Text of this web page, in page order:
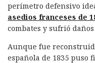
perímetro defensivo
asedios franceses de
combates y sufrió
Aunque fue
española de 1835 puso